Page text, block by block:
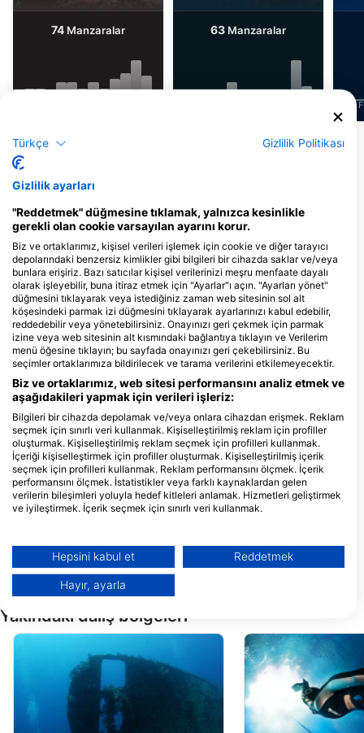
74 Manzaralar 63 Manzaralar
F
Bu Dalış Bölgesine Hizmet Veren Dalış
Merkezleri
Camel Dive Club
P.O Box 10, 46619 Sharm El Sheikh,
Mısır
Pirates Dive Club
Falcon Hills Hotel, 46619 South
Sinai, Sharm El-Sheikh, Mısır
Sunshine Divers Mary & Klaus
El-Khan Mall no.(10), 46619
Sharm El Sheikh, Mısır
Mr.Diver Red Sea
Hollywood Palma Di Sharm
Resort, 46619 Sharm El
Yakındaki dalış bölgeleri
Türkçe Gizlilik Politikası
Gizlilik ayarları
"Reddetmek" düğmesine tıklamak, yalnızca kesinlikle
gerekli olan cookie varsayılan ayarını korur.
Biz ve ortaklarımız, kişisel verileri işlemek için cookie ve diğer tarayıcı
depolarındaki benzersiz kimlikler gibi bilgileri bir cihazda saklar ve/veya
bunlara erişiriz. Bazı satıcılar kişisel verilerinizi meşru menfaate dayalı
olarak işleyebilir, buna itiraz etmek için "Ayarlar"ı açın. "Ayarları yönet"
düğmesini tıklayarak veya istediğiniz zaman web sitesinin sol alt
köşesindeki parmak izi düğmesini tıklayarak ayarlarınızı kabul edebilir,
reddedebilir veya yönetebilirsiniz. Onayınızı geri çekmek için parmak
izine veya web sitesinin alt kısmındaki bağlantıya tıklayın ve Verilerim
menü öğesine tıklayın; bu sayfada onayınızı geri çekebilirsiniz. Bu
seçimler ortaklarımıza bildirilecek ve tarama verilerini etkilemeyecektir.
Biz ve ortaklarımız, web sitesi performansını analiz etmek ve
aşağıdakileri yapmak için verileri işleriz:
Bilgileri bir cihazda depolamak ve/veya onlara cihazdan erişmek. Reklam
seçmek için sınırlı veri kullanmak. Kişiselleştirilmiş reklam için profiller
oluşturmak. Kişiselleştirilmiş reklam seçmek için profilleri kullanmak.
İçeriği kişiselleştirmek için profiller oluşturmak. Kişiselleştirilmiş içerik
seçmek için profilleri kullanmak. Reklam performansını ölçmek. İçerik
performansını ölçmek. İstatistikler veya farklı kaynaklardan gelen
verilerin bileşimleri yoluyla hedef kitleleri anlamak. Hizmetleri geliştirmek
ve iyileştirmek. İçerik seçmek için sınırlı veri kullanmak.
Veriler Avrupa Birliği dışında paylaşılabilir ve ABD'ye gönderilebilir.
Onayınız ve cookie politikası yalnızca bu web sitesi/uygulama için
Verilerinizi aşağıdaki amaçlarla kullanıyoruz:
Bilgileri bir cihazda depolamak ve/veya
onlara cihazdan erişmek
Reklam seçmek için sınırlı veri kullanmak
Hepsini kabul et Reddetmek
Hayır, ayarla